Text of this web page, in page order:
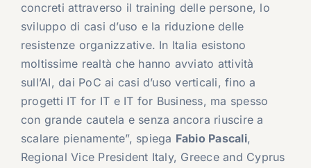
concreti attraverso il training delle persone, lo
sviluppo di casi d’uso e la riduzione delle
resistenze organizzative. In Italia esistono
moltissime realtà che hanno avviato attività
sull’AI, dai PoC ai casi d’uso verticali, fino a
progetti IT for IT e IT for Business, ma spesso
con grande cautela e senza ancora riuscire a
scalare pienamente”, spiega Fabio Pascali,
Regional Vice President Italy, Greece and Cyprus